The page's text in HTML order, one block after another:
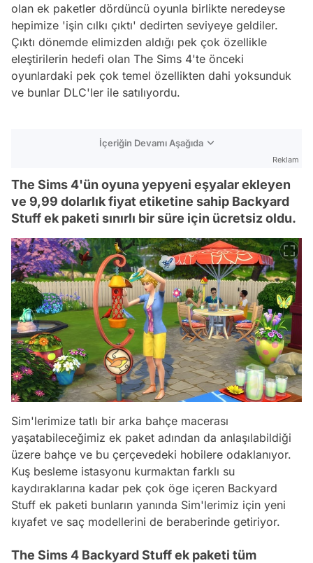
olan ek paketler dördüncü oyunla birlikte neredeyse
hepimize 'işin cılkı çıktı' dedirten seviyeye geldiler.
Çıktı dönemde elimizden aldığı pek çok özellikle
eleştirilerin hedefi olan The Sims 4'te önceki
oyunlardaki pek çok temel özellikten dahi yoksunduk
ve bunlar DLC'ler ile satılıyordu.
İçeriğin Devamı Aşağıda
Reklam
The Sims 4'ün oyuna yepyeni eşyalar ekleyen
ve 9,99 dolarlık fiyat etiketine sahip Backyard
Stuff ek paketi sınırlı bir süre için ücretsiz oldu.
Sim'lerimize tatlı bir arka bahçe macerası
yaşatabileceğimiz ek paket adından da anlaşılabildiği
üzere bahçe ve bu çerçevedeki hobilere odaklanıyor.
Kuş besleme istasyonu kurmaktan farklı su
kaydıraklarına kadar pek çok öge içeren Backyard
Stuff ek paketi bunların yanında Sim'lerimiz için yeni
kıyafet ve saç modellerini de beraberinde getiriyor.
The Sims 4 Backyard Stuff ek paketi tüm